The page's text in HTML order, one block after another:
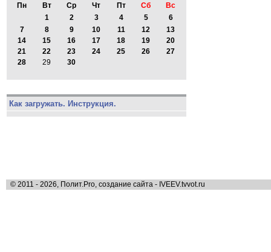
Пн
Вт Ср Чт Пт Сб
Вс
1
2 3 4 5
6
7
8 9 10 11 12
13
14
15 16 17 18 19
20
21
22 23 24 25 26
27
28
29 30
Как загружать. Инструкция.
© 2011 - 2026, Полит.Pro, создание сайта - IVEEV.tvvot.ru